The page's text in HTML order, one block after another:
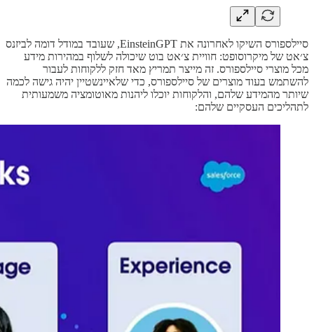
סיילספורס השיקו לאחרונה את EinsteinGPT, שעובד במודל דומה לביזנס
צ׳אט של מיקרוסופט: חוויית צ׳אט בוט שיכולה לשלוף במהירות מידע
מכל מוצרי סיילספורס. זה מייצר תמריץ מאד חזק ללקוחות לעבור
להשתמש בעוד מוצרים של סיילספורס, כדי שלאיינשטיין יהיה גישה לכמה
שיותר מהמידע שלהם, והלקוחות יוכלו ליהנות מאוטומציה משמעותית
לתהליכים העסקיים שלהם: